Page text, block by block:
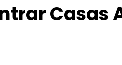
Casas